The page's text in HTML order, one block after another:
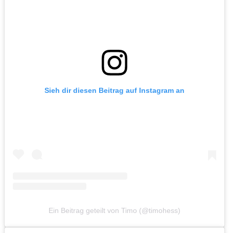
Sieh dir diesen Beitrag auf Instagram an
Ein Beitrag geteilt von Timo (@timohess)